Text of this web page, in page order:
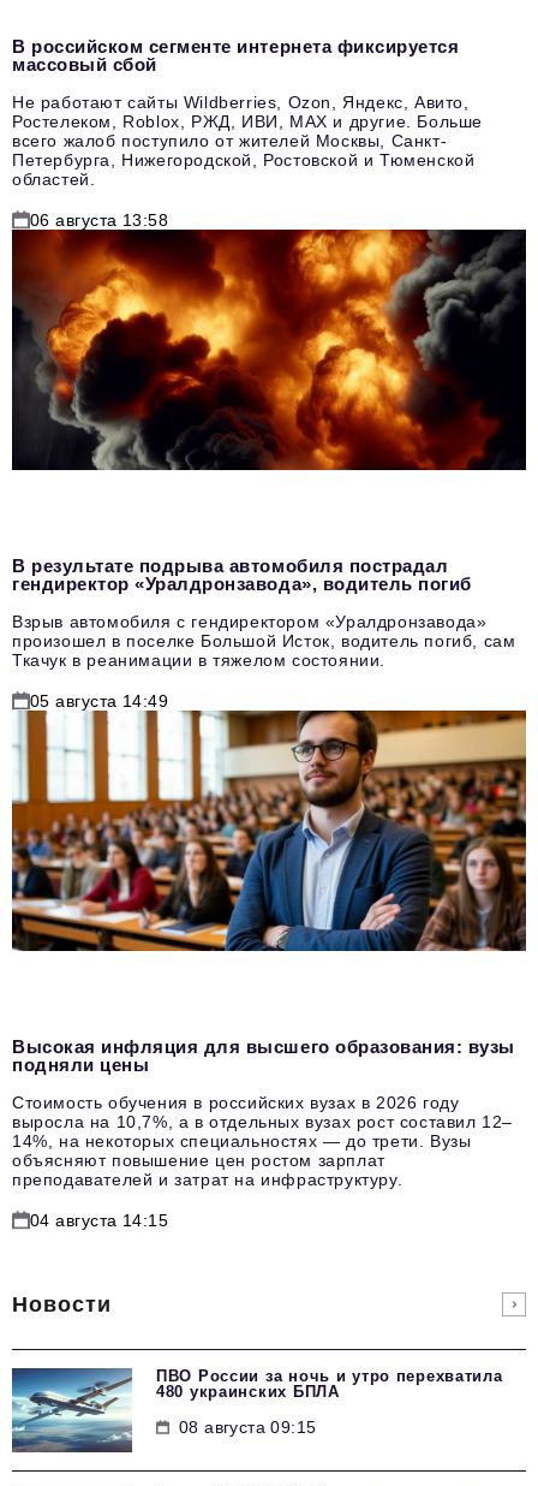
В российском сегменте интернета фиксируется
массовый сбой
Не работают сайты Wildberries, Ozon, Яндекс, Авито,
Ростелеком, Roblox, РЖД, ИВИ, MAX и другие. Больше
всего жалоб поступило от жителей Москвы, Санкт-
Петербурга, Нижегородской, Ростовской и Тюменской
областей.
06 августа 13:58
В результате подрыва автомобиля пострадал
гендиректор «Уралдронзавода», водитель погиб
Взрыв автомобиля с гендиректором «Уралдронзавода»
произошел в поселке Большой Исток, водитель погиб, сам
Ткачук в реанимации в тяжелом состоянии.
05 августа 14:49
Высокая инфляция для высшего образования: вузы
подняли цены
Стоимость обучения в российских вузах в 2026 году
выросла на 10,7%, а в отдельных вузах рост составил 12–
14%, на некоторых специальностях — до трети. Вузы
объясняют повышение цен ростом зарплат
преподавателей и затрат на инфраструктуру.
04 августа 14:15
Новости
ПВО России за ночь и утро перехватила
480 украинских БПЛА
08 августа 09:15